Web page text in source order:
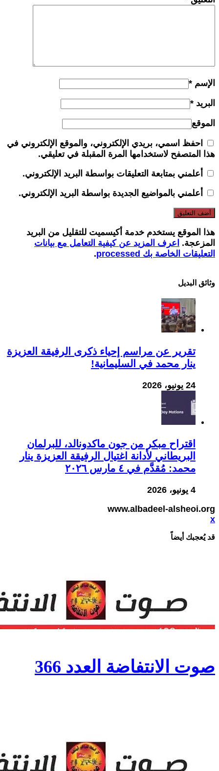
الإسم *
البريد *
الموقع
احفظ اسمي، بريدي الإلكتروني، والموقع الإلكتروني في
هذا المتصفح لاستخدامها المرة المقبلة في تعليقي.
أعلمني بمتابعة التعليقات بواسطة البريد الإلكتروني.
أعلمني بالمواضيع الجديدة بواسطة البريد الإلكتروني.
هذا الموقع يستخدم خدمة أكيسميت للتقليل من البريد
المزعجة. اعرف المزيد عن كيفية التعامل مع بيانات
التعليقات الخاصة بك processed
.
وثائق البدیل
تقرير عن مراسم إحياء ذكرى الرفيقة العزيزة
ينار محمد في السليمانية!
24 يونيو، 2026
اقتراح مبكر من جون ماكدونالد، للبرلمان
البريطاني لأدانة اغتيال الرفيقة العزيزة ينار
محمد: مُقدَّم في ٤ مارس ٢٠٢٦
4 يونيو، 2026
www.albadeel-alsheoi.org
x
صوت الانتفاضة العدد 366